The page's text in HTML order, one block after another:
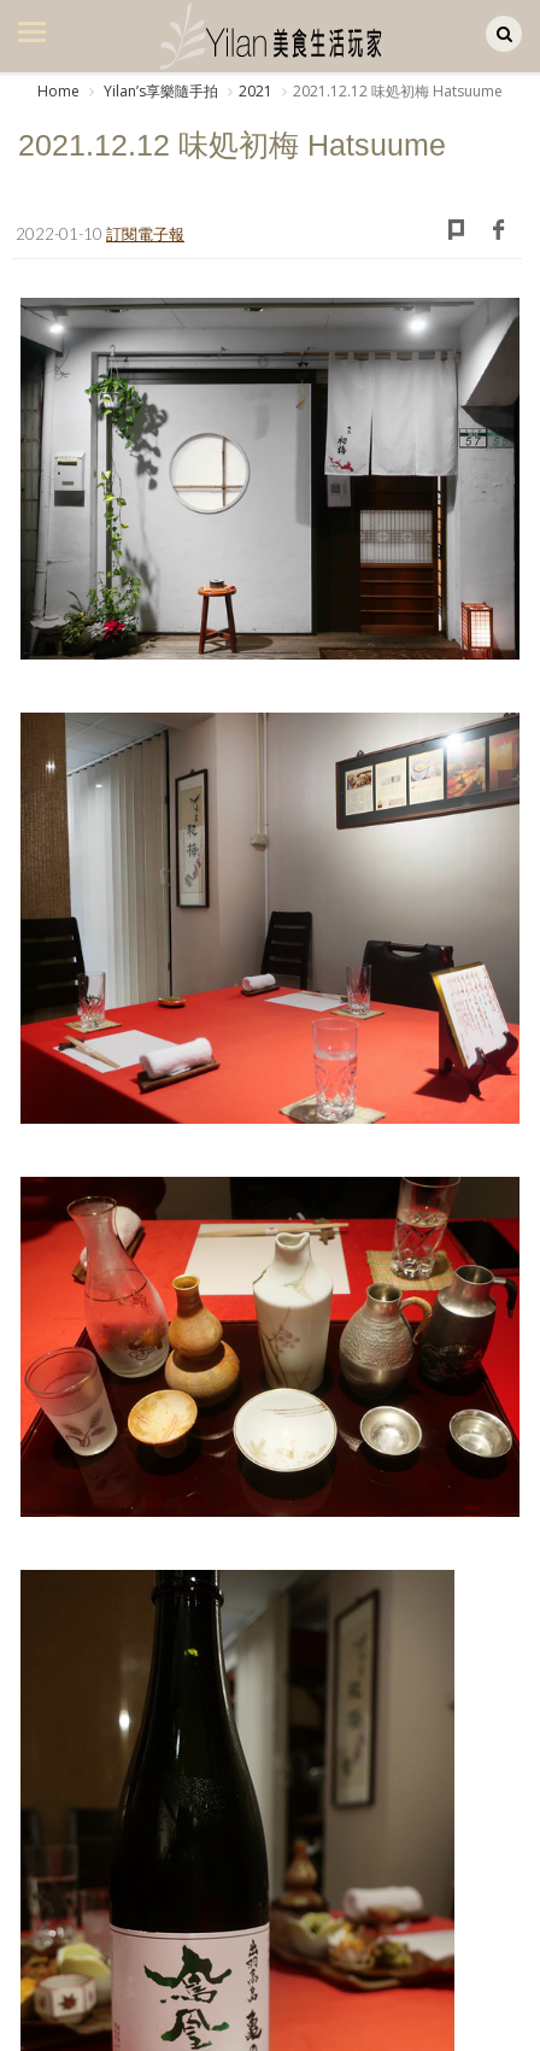
美食集
生活風
書房集
日記簿
餐桌週記
享樂隨手拍
照相簿
影音區
創意出版服務
歷史區
關於Yilan
個人著作
活動實況記錄
媒體報導一覽
合作與代言
訂閱電子報
Home Yilanʼs享樂隨手拍 2021 2021.12.12 味処初梅 Hatsuume
2021.12.12 味処初梅 Hatsuume
2022-01-10 訂閱電子報